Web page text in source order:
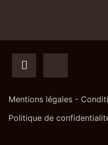
Mentions légales -
Politique de